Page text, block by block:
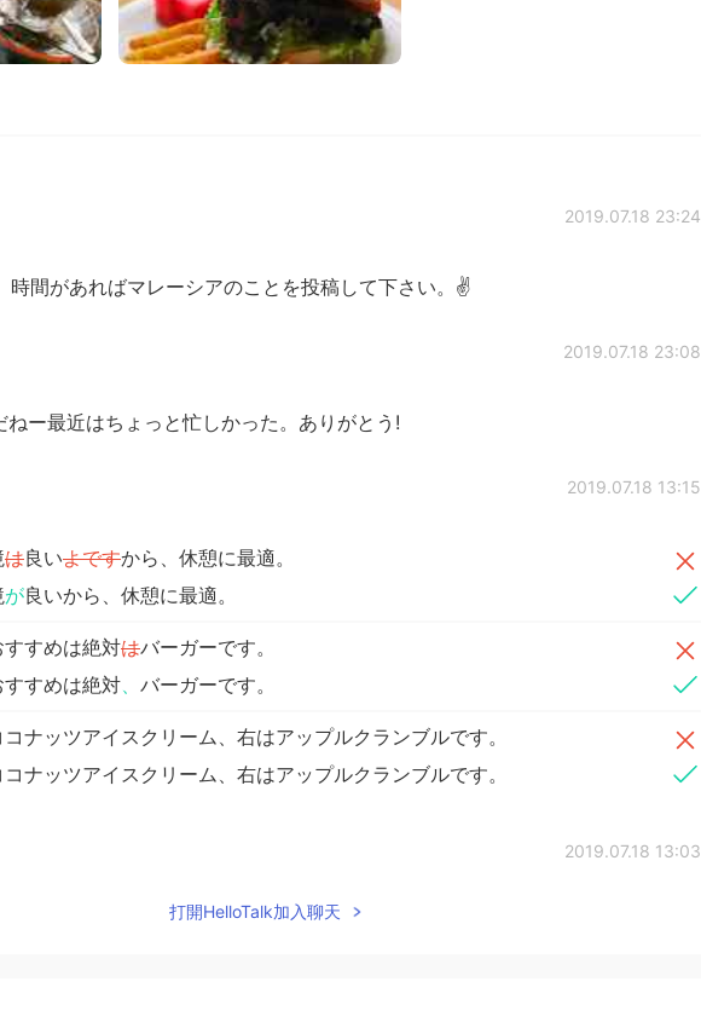
2019.07.18 23:24
時間があればマレーシアのことを投稿して下さい。✌
2019.07.18 23:08
ねー最近はちょっと忙しかった。ありがとう!
2019.07.18 13:15
は良いよですから、休憩に最適。
が良いから、休憩に最適。
すめは絶対はバーガーです。
すめは絶対、 バーガーです。
ナッツアイスクリーム、右はアップルクランブルです。
ナッツアイスクリーム、右はアップルクランブルです。
2019.07.18 13:03
こんばんは‼️ Thank you for the information, I will look forward to the end of
打開HelloTalk加入聊天